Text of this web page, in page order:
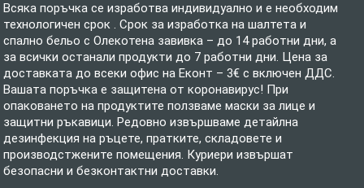
Всяка поръчка се изработва индивидуално и е необходим
технологичен срок . Срок за изработка на шалтета и
спално бельо с Олекотена завивка – до 14 работни дни, а
за всички останали продукти до 7 работни дни. Цена за
доставката до всеки офис на Еконт – 3€ с включен ДДС.
Вашата поръчка е защитена от коронавирус! При
опаковането на продуктите ползваме маски за лице и
защитни ръкавици. Редовно извършваме детайлна
дезинфекция на ръцете, пратките, складовете и
производстжените помещения. Куриери извършат
безопасни и безконтактни доставки.